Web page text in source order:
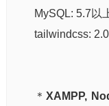
MySQL: 5.7以
tailwindcss:
＊XAMPP,